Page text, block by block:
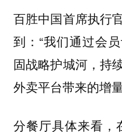
百胜中国首席执行
到：“我们通过会
固战略护城河，持
外卖平台带来的增
分餐厅具体来看，